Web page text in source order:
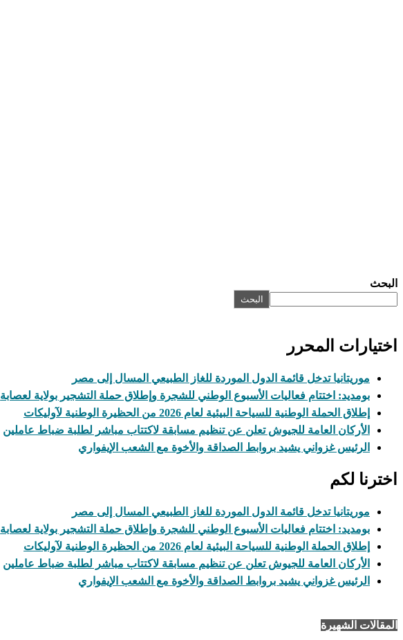
البحث
البحث
اختيارات المحرر
موريتانيا تدخل قائمة الدول الموردة للغاز الطبيعي المسال إلى مصر
بومديد: اختتام فعاليات الأسبوع الوطني للشجرة وإطلاق حملة التشجير بولاية لعصابة
إطلاق الحملة الوطنية للسياحة البيئية لعام 2026 من الحظيرة الوطنية لآوليكات
الأركان العامة للجيوش تعلن عن تنظيم مسابقة لاكتتاب مباشر لطلبة ضباط عاملين
الرئيس غزواني يشيد بروابط الصداقة والأخوة مع الشعب الإيفواري
اخترنا لكم
موريتانيا تدخل قائمة الدول الموردة للغاز الطبيعي المسال إلى مصر
بومديد: اختتام فعاليات الأسبوع الوطني للشجرة وإطلاق حملة التشجير بولاية لعصابة
إطلاق الحملة الوطنية للسياحة البيئية لعام 2026 من الحظيرة الوطنية لآوليكات
الأركان العامة للجيوش تعلن عن تنظيم مسابقة لاكتتاب مباشر لطلبة ضباط عاملين
الرئيس غزواني يشيد بروابط الصداقة والأخوة مع الشعب الإيفواري
المقالات الشهيرة